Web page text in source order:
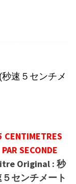
速５センチメ
CENTIMETRES
PAR SECONDE
Original : 秒
５センチメート